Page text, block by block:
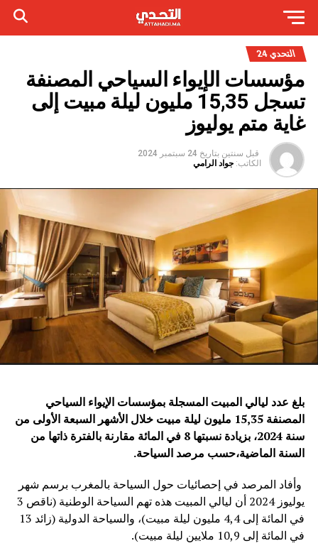
التحدي 24
مؤسسات الإيواء السياحي المصنفة
تسجل 15,35 مليون ليلة مبيت إلى
غاية متم يوليوز
قبل سنتين بتاريخ 24 سبتمبر 2024
الكاتب: جواد الرامي
بلغ عدد ليالي المبيت المسجلة بمؤسسات الإيواء السياحي
المصنفة 15,35 مليون ليلة مبيت خلال الأشهر السبعة الأولى من
سنة 2024، بزيادة نسبتها 8 في المائة مقارنة بالفترة ذاتها من
السنة الماضية،حسب مرصد السياحة.
وأفاد المرصد في إحصائيات حول السياحة بالمغرب برسم شهر
يوليوز 2024 أن ليالي المبيت هذه تهم السياحة الوطنية (ناقص 3
في المائة إلى 4,4 مليون ليلة مبيت)، والسياحة الدولية (زائد 13
في المائة إلى 10,9 ملايين ليلة مبيت).